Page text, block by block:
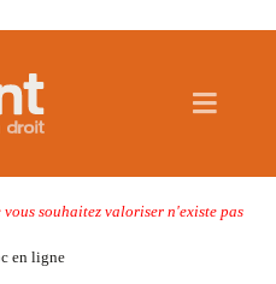
souhaitez valoriser n'existe pas
en ligne